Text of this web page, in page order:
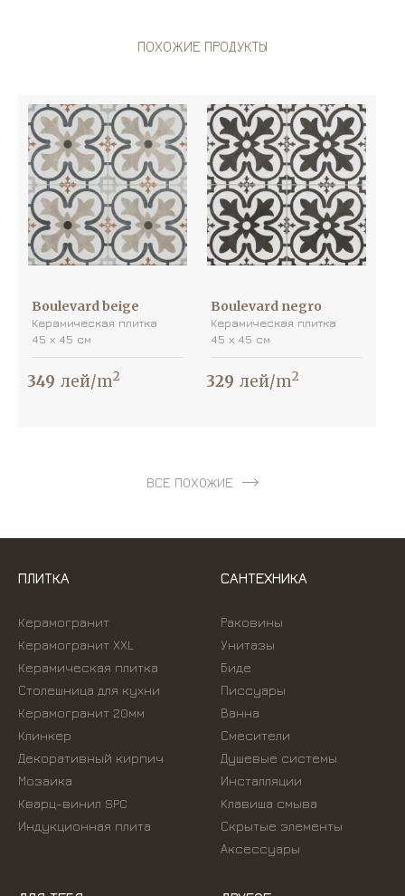
ПОХОЖИЕ ПРОДУКТЫ
Boulevard beige
Керамическая плитка
45 х 45 см
349 лей/m2
Boulevard negro
Керамическая плитка
45 х 45 см
329 лей/m2
ВСЕ ПОХОЖИЕ
ПЛИТКА
Керамогранит
Керамогранит XXL
Керамическая плитка
Столешница для кухни
Керамогранит 20мм
Клинкер
Декоративный кирпич
Мозаика
Кварц-винил SPC
Индукционная плита
САНТЕХНИКА
Раковины
Унитазы
Биде
Писсуары
Ванна
Смесители
Душевые системы
Инсталляции
Kлавиша смыва
Скрытые элементы
Аксессуары